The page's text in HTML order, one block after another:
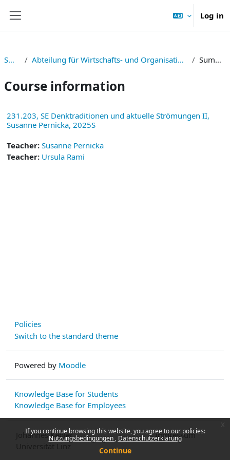
If you continue browsing this website, you agree to our policies:
Nutzungsbedingungen Datenschutzerklärung
Continue
Log in
SOWI Abteilung für Wirtschafts- und Organisationssoziologie Summary
Course information
231.203, SE Denktraditionen und aktuelle Strömungen II,
Susanne Pernicka, 2025S
Teacher: Susanne Pernicka
Teacher: Ursula Rami
Policies
Switch to the standard theme
Powered by Moodle
Knowledge Base for Students
Knowledge Base for Employees
Johannes Kepler
Impressum